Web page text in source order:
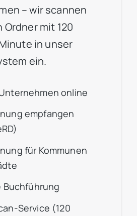
– wir scannen
Ordner mit 120
in unser
ein.
Unternehmen online
empfangen
für Kommunen
Buchführung
Service (120